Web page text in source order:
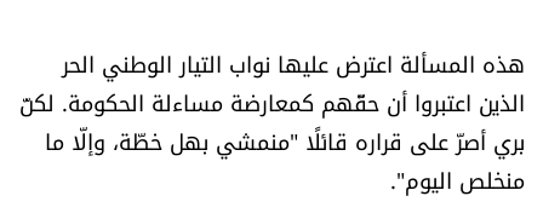
شروط الإشتراك
Digital solutions by
هذه المسألة اعترض عليها نواب التيار الوطني الحر
الذين اعتبروا أن حقّهم كمعارضة مساءلة الحكومة. لكنّ
بري أصرّ على قراره قائلًا "منمشي بهل خطّة، وإلّا ما
منخلص اليوم".